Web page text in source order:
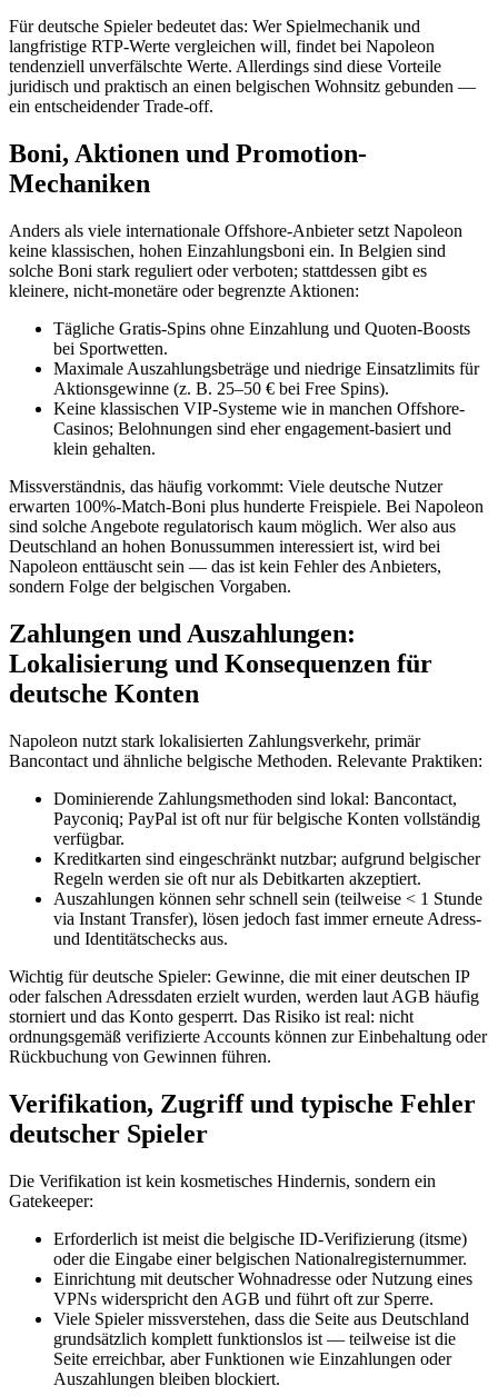
Für deutsche Spieler bedeutet das: Wer Spielmechanik und
langfristige RTP-Werte vergleichen will, findet bei Napoleon
tendenziell unverfälschte Werte. Allerdings sind diese Vorteile
juridisch und praktisch an einen belgischen Wohnsitz gebunden —
ein entscheidender Trade-off.
Boni, Aktionen und Promotion-
Mechaniken
Anders als viele internationale Offshore-Anbieter setzt Napoleon
keine klassischen, hohen Einzahlungsboni ein. In Belgien sind
solche Boni stark reguliert oder verboten; stattdessen gibt es
kleinere, nicht-monetäre oder begrenzte Aktionen:
Tägliche Gratis-Spins ohne Einzahlung und Quoten-Boosts
bei Sportwetten.
Maximale Auszahlungsbeträge und niedrige Einsatzlimits für
Aktionsgewinne (z. B. 25–50 € bei Free Spins).
Keine klassischen VIP-Systeme wie in manchen Offshore-
Casinos; Belohnungen sind eher engagement-basiert und
klein gehalten.
Missverständnis, das häufig vorkommt: Viele deutsche Nutzer
erwarten 100%-Match-Boni plus hunderte Freispiele. Bei Napoleon
sind solche Angebote regulatorisch kaum möglich. Wer also aus
Deutschland an hohen Bonussummen interessiert ist, wird bei
Napoleon enttäuscht sein — das ist kein Fehler des Anbieters,
sondern Folge der belgischen Vorgaben.
Zahlungen und Auszahlungen:
Lokalisierung und Konsequenzen für
deutsche Konten
Napoleon nutzt stark lokalisierten Zahlungsverkehr, primär
Bancontact und ähnliche belgische Methoden. Relevante Praktiken:
Dominierende Zahlungsmethoden sind lokal: Bancontact,
Payconiq; PayPal ist oft nur für belgische Konten vollständig
verfügbar.
Kreditkarten sind eingeschränkt nutzbar; aufgrund belgischer
Regeln werden sie oft nur als Debitkarten akzeptiert.
Auszahlungen können sehr schnell sein (teilweise < 1 Stunde
via Instant Transfer), lösen jedoch fast immer erneute Adress-
und Identitätschecks aus.
Wichtig für deutsche Spieler: Gewinne, die mit einer deutschen IP
oder falschen Adressdaten erzielt wurden, werden laut AGB häufig
storniert und das Konto gesperrt. Das Risiko ist real: nicht
ordnungsgemäß verifizierte Accounts können zur Einbehaltung oder
Rückbuchung von Gewinnen führen.
Verifikation, Zugriff und typische Fehler
deutscher Spieler
Die Verifikation ist kein kosmetisches Hindernis, sondern ein
Gatekeeper:
Erforderlich ist meist die belgische ID-Verifizierung (itsme)
oder die Eingabe einer belgischen Nationalregisternummer.
Einrichtung mit deutscher Wohnadresse oder Nutzung eines
VPNs widerspricht den AGB und führt oft zur Sperre.
Viele Spieler missverstehen, dass die Seite aus Deutschland
grundsätzlich komplett funktionslos ist — teilweise ist die
Seite erreichbar, aber Funktionen wie Einzahlungen oder
Auszahlungen bleiben blockiert.